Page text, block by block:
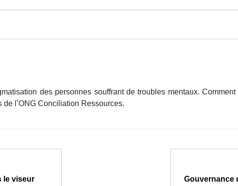
des personnes souffrant de troubles mentaux.
l’ONG Conciliation Ressources.
le viseur
Gouvernance